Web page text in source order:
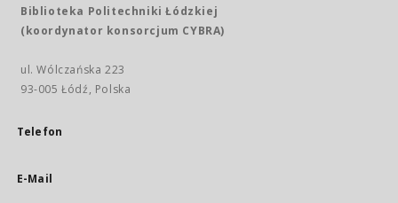
Biblioteka Politechniki Łódzkiej
(koordynator konsorcjum CYBRA)
ul. Wólczańska 223
93-005 Łódź, Polska
Telefon
E-Mail